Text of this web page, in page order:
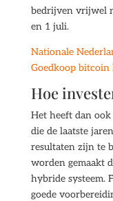
bedrijven vrijwel
en 1 juli.
Nationale
Goedkoop bitcoin
Hoe
Het heeft dan
die de laatste
resultaten zijn te
worden gemaakt
hybride systeem.
goede